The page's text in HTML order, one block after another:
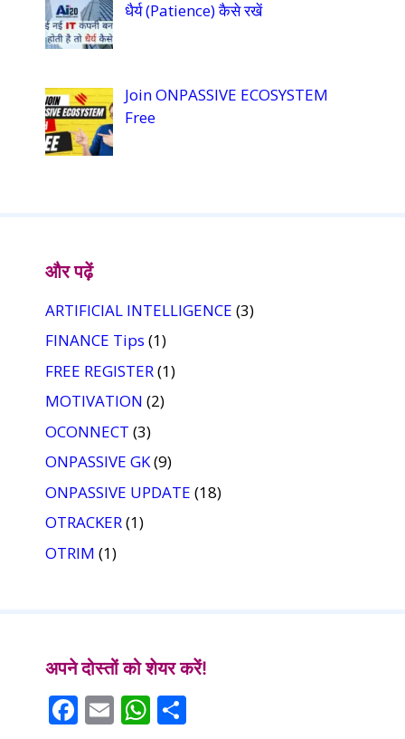
धैर्य (Patience) कैसे रखें
Join ONPASSIVE ECOSYSTEM
Free
और पढ़ें
ARTIFICIAL INTELLIGENCE (3)
FINANCE Tips (1)
FREE REGISTER(1)
MOTIVATION (2)
OCONNECT (3)
ONPASSIVE GK(9)
ONPASSIVE UPDATE (18)
OTRACKER(1)
OTRIM (1)
अपने दोस्तों को शेयर करें!
F E W